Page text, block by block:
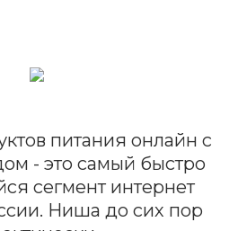
питания онлайн с
- это самый быстро
сегмент интернет
Ниша до сих пор